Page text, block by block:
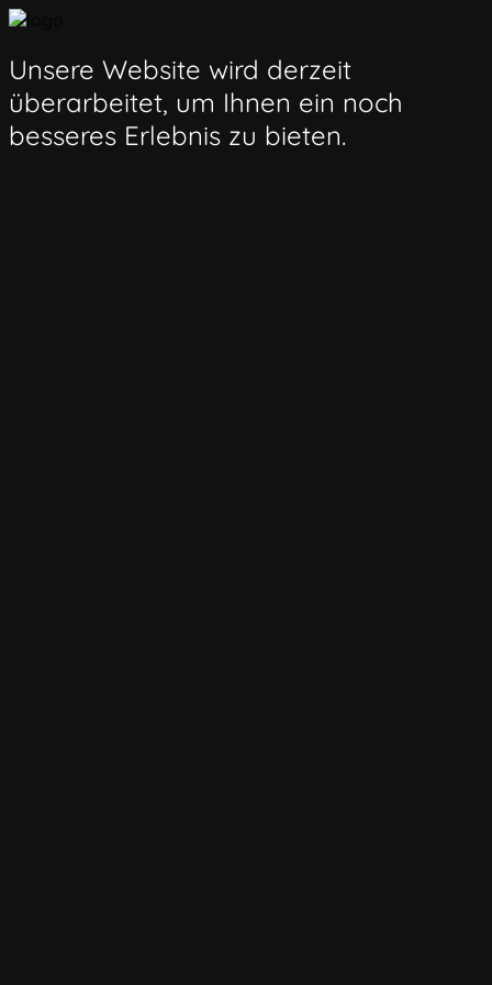
Unsere Website wird derzeit
überarbeitet, um Ihnen ein noch
besseres Erlebnis zu bieten.